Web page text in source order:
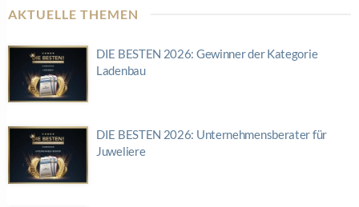
AKTUELLE THEMEN
DIE BESTEN 2026: Gewinner der Kategorie
Ladenbau
DIE BESTEN 2026: Unternehmensberater für
Juweliere